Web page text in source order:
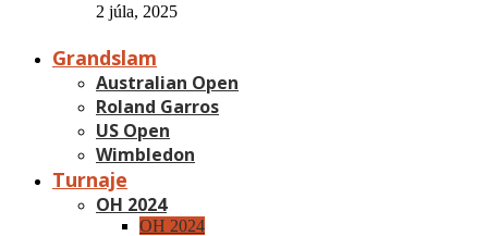
2 júla, 2025
Grandslam
Australian Open
Roland Garros
US Open
Wimbledon
Turnaje
OH 2024
OH 2024